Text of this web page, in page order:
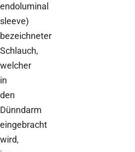
endoluminal
sleeve)
bezeichneter
Schlauch,
welcher
in
den
Dünndarm
eingebracht
wird,